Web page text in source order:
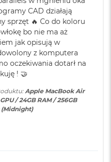
funkcji Widok blatu
polimerowa
CAD działają
sprzęt 🔥 Co do koloru
bo nie ma aż
jak opisują w
z komputera
oczekiwania dotarł na
! 🤝
Apple MacBook Air
/ 24GB RAM / 256GB
(Midnight)